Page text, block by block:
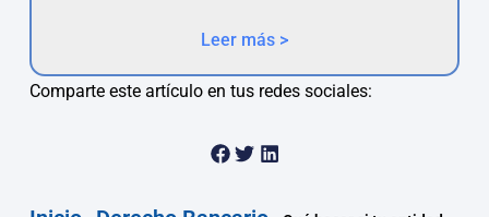
Leer más >
Comparte este artículo en tus redes sociales: